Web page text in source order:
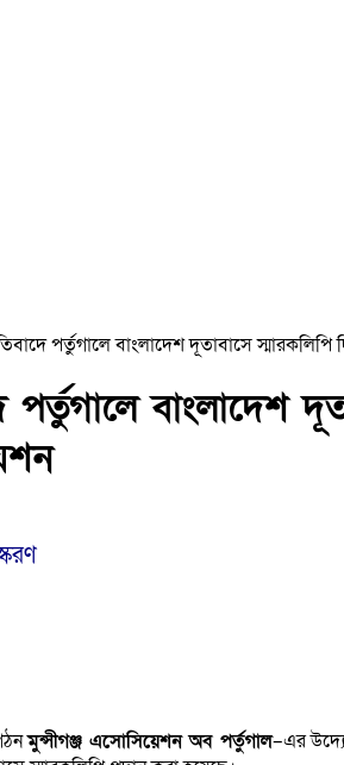
পর্তুগালে বাংলাদেশ দূতাবাসে
পর্তুগালে বাংলাদেশ
মুন্সীগঞ্জ এসোসিয়েশন অব পর্তুগাল–এর